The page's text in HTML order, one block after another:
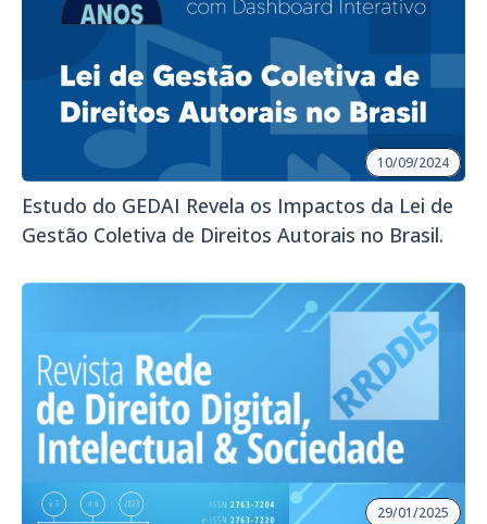
10/09/2024
Estudo do GEDAI Revela os Impactos da Lei de
Gestão Coletiva de Direitos Autorais no Brasil.
29/01/2025